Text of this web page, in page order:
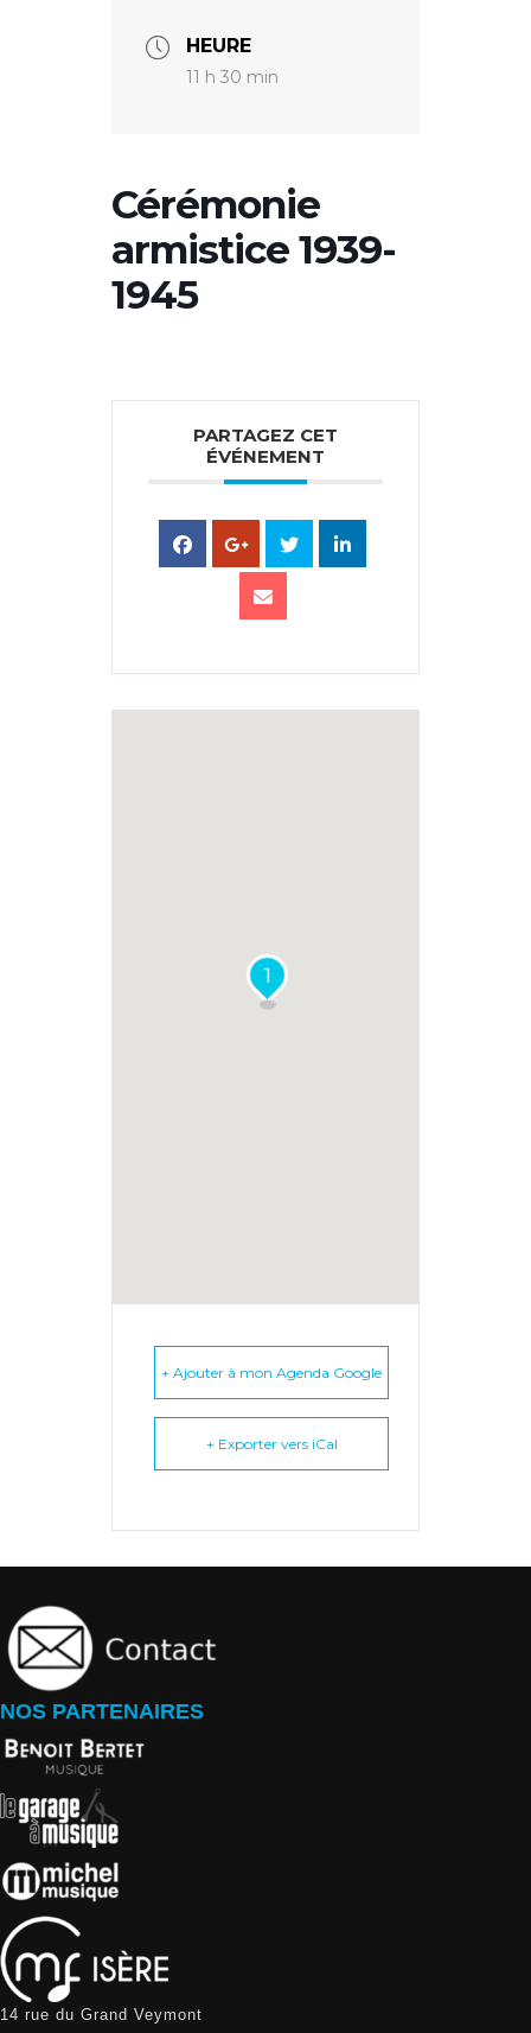
HEURE
11 h 30 min
Cérémonie
armistice 1939-
1945
PARTAGEZ CET
ÉVÉNEMENT
1
+ Ajouter à mon Agenda Google
+ Exporter vers iCal
NOS PARTENAIRES
14 rue du Grand Veymont